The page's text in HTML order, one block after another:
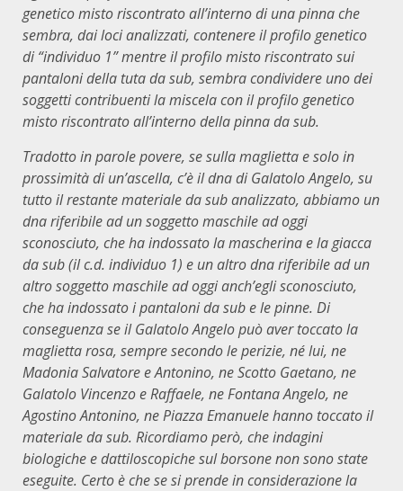
genetico misto riscontrato all’interno di una pinna che
sembra, dai loci analizzati, contenere il profilo genetico
di “individuo 1” mentre il profilo misto riscontrato sui
pantaloni della tuta da sub, sembra condividere uno dei
soggetti contribuenti la miscela con il profilo genetico
misto riscontrato all’interno della pinna da sub.
Tradotto in parole povere, se sulla maglietta e solo in
prossimità di un’ascella, c’è il dna di Galatolo Angelo, su
tutto il restante materiale da sub analizzato, abbiamo un
dna riferibile ad un soggetto maschile ad oggi
sconosciuto, che ha indossato la mascherina e la giacca
da sub (il c.d. individuo 1) e un altro dna riferibile ad un
altro soggetto maschile ad oggi anch’egli sconosciuto,
che ha indossato i pantaloni da sub e le pinne. Di
conseguenza se il Galatolo Angelo può aver toccato la
maglietta rosa, sempre secondo le perizie, né lui, ne
Madonia Salvatore e Antonino, ne Scotto Gaetano, ne
Galatolo Vincenzo e Raffaele, ne Fontana Angelo, ne
Agostino Antonino, ne Piazza Emanuele hanno toccato il
materiale da sub. Ricordiamo però, che indagini
biologiche e dattiloscopiche sul borsone non sono state
eseguite. Certo è che se si prende in considerazione la